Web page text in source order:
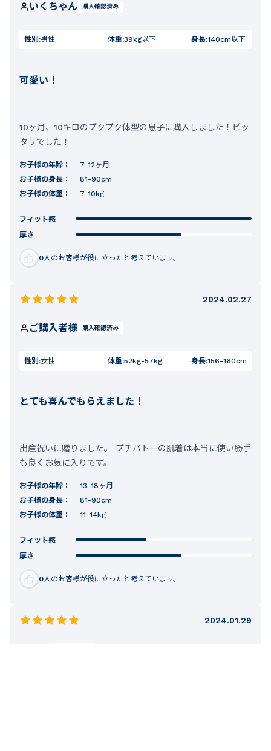
いくちゃん 購入確認済み
性別:男性 体重:39kg以下 身長:140cm以下
可愛い！
10ヶ月、10キロのプクプク体型の息子に購入しました！ピッ
タリでした！
お子様の年齢：
7-12ヶ月
お子様の身長：
81-90cm
お子様の体重：
7-10kg
フィット感
厚さ
0人のお客様が役に立ったと考えています。
2024.02.27
ご購入者様 購入確認済み
性別:女性 体重:52kg-57kg 身長:156-160cm
とても喜んでもらえました！
出産祝いに贈りました。 プチバトーの肌着は本当に使い勝手
も良くお気に入りです。
お子様の年齢：
13-18ヶ月
お子様の身長：
81-90cm
お子様の体重：
11-14kg
フィット感
厚さ
0人のお客様が役に立ったと考えています。
2024.01.29